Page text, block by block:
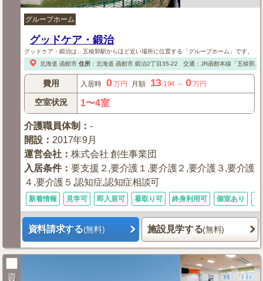
グループホーム
グッドケア・鍛治
グッドケア・鍛治は、五稜郭駅からほど近い場所に位置する「グループホーム」です。
北海道 函館市 住所： 北海道 函館市鍛治2丁目35-22 交通：JR函館本線「五稜郭
費用 入居時 0万円 月額 13.194 ～ 0万円
空室状況 1〜4室
介護職員体制 ：-
開設 ： 2017年9月
運営会社 ：株式会社 創生事業団
入居条件：要支援２,要介護１,要介護２,要介護３,要介護
４,要介護５,認知症,認知症相談可
新着情報 見学可 即入居可 看取り可 終身利用可 個室あり 体
資料請求する(無料) 施設見学する(無料)
資